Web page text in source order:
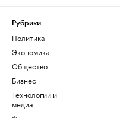
Рубрики
Политика
Экономика
Общество
Бизнес
Технологии и
медиа